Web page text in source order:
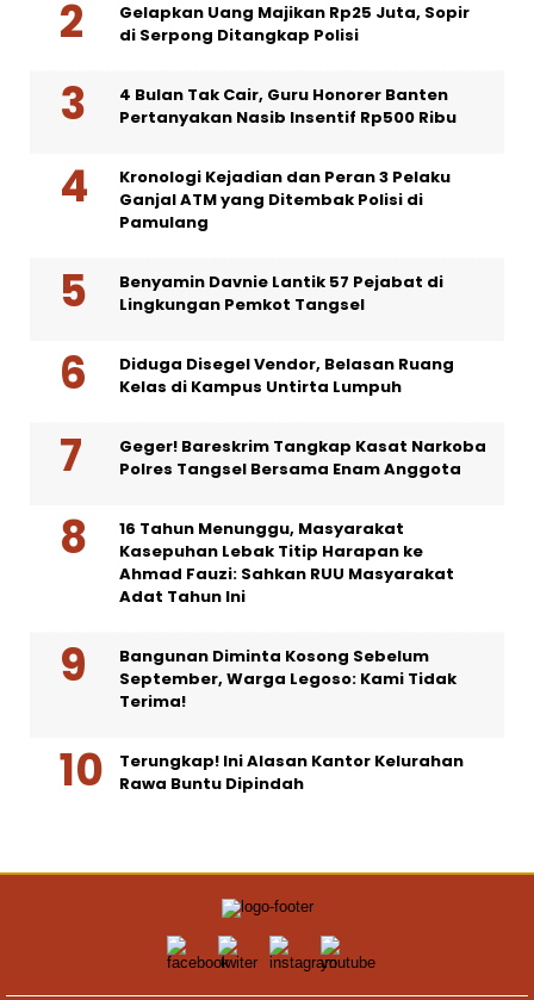
Gelapkan Uang Majikan Rp25 Juta, Sopir
di Serpong Ditangkap Polisi
4 Bulan Tak Cair, Guru Honorer Banten
Pertanyakan Nasib Insentif Rp500 Ribu
Kronologi Kejadian dan Peran 3 Pelaku
Ganjal ATM yang Ditembak Polisi di
Pamulang
Benyamin Davnie Lantik 57 Pejabat di
Lingkungan Pemkot Tangsel
Diduga Disegel Vendor, Belasan Ruang
Kelas di Kampus Untirta Lumpuh
Geger! Bareskrim Tangkap Kasat Narkoba
Polres Tangsel Bersama Enam Anggota
16 Tahun Menunggu, Masyarakat
Kasepuhan Lebak Titip Harapan ke
Ahmad Fauzi: Sahkan RUU Masyarakat
Adat Tahun Ini
Bangunan Diminta Kosong Sebelum
September, Warga Legoso: Kami Tidak
Terima!
Terungkap! Ini Alasan Kantor Kelurahan
Rawa Buntu Dipindah